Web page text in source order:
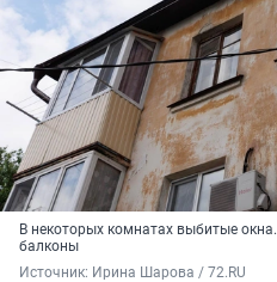
В некоторых комнатах выбитые
балконы
Источник: Ирина Шарова / 72.RU